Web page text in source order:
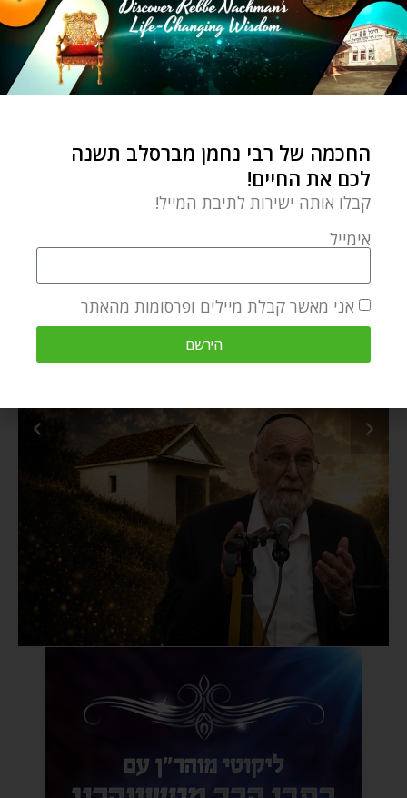
החכמה של רבי נחמן מברסלב תשנה
לכם את החיים!
קבלו אותה ישירות לתיבת המייל!
אימייל
אני מאשר קבלת מיילים ופרסומות מהאתר
הירשם